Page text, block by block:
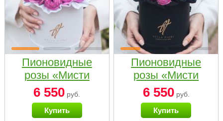
Пионовидные
розы «Мисти
бабблс» в белой
коробке Small
6 550 руб.
Купить
Пионовидные
розы «Мисти
бабблс» в
черной коробке
Small
6 550руб.
Купить